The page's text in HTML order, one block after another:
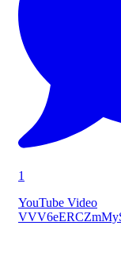
1
YouTube Video